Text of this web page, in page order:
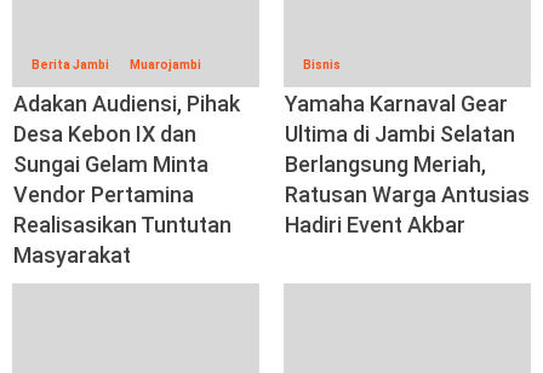
Berita Jambi Muarojambi
Adakan Audiensi, Pihak
Desa Kebon IX dan
Sungai Gelam Minta
Vendor Pertamina
Realisasikan Tuntutan
Masyarakat
Bisnis
Yamaha Karnaval Gear
Ultima di Jambi Selatan
Berlangsung Meriah,
Ratusan Warga Antusias
Hadiri Event Akbar